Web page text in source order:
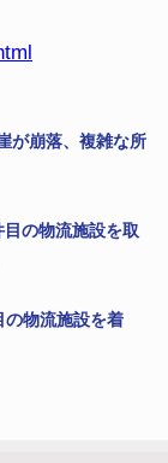
が崩落、複雑な所
目の物流施設を取
の物流施設を着